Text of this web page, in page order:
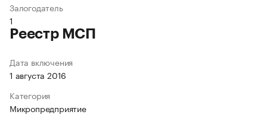
Залогодатель
1
Реестр МСП
Дата включения
1 августа 2016
Категория
Микропредприятие